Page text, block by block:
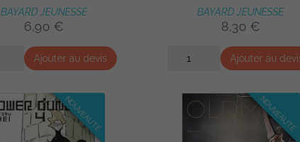
BAYARD JEUNESSE
6,90 €
Ajouter au devis
BAYARD JEUNESSE
8,30 €
Ajouter au
NOUVEAUTÉ NOUVEAUTÉ